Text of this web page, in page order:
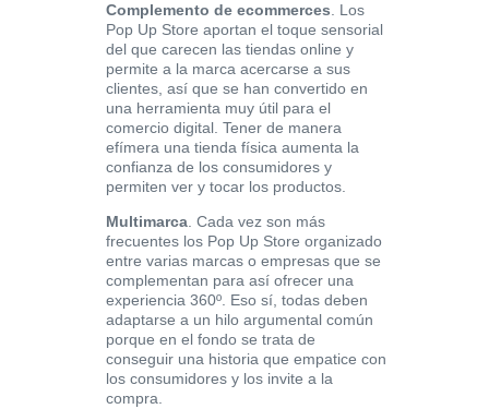
Complemento de ecommerces. Los
Pop Up Store aportan el toque sensorial
del que carecen las tiendas online y
permite a la marca acercarse a sus
clientes, así que se han convertido en
una herramienta muy útil para el
comercio digital. Tener de manera
efímera una tienda física aumenta la
confianza de los consumidores y
permiten ver y tocar los productos.
Multimarca. Cada vez son más
frecuentes los Pop Up Store organizado
entre varias marcas o empresas que se
complementan para así ofrecer una
experiencia 360º. Eso sí, todas deben
adaptarse a un hilo argumental común
porque en el fondo se trata de
conseguir una historia que empatice con
los consumidores y los invite a la
compra.